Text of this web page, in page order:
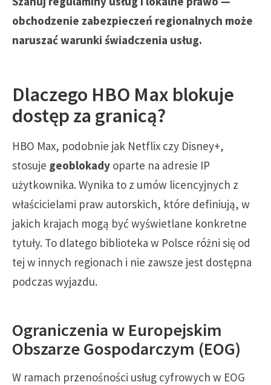
obchodzenie zabezpieczeń regionalnych może
naruszać warunki świadczenia usług.
Dlaczego HBO Max blokuje
dostęp za granicą?
HBO Max, podobnie jak Netflix czy Disney+,
stosuje geoblokady oparte na adresie IP
użytkownika. Wynika to z umów licencyjnych z
właścicielami praw autorskich, które definiują, w
jakich krajach mogą być wyświetlane konkretne
tytuły. To dlatego biblioteka w Polsce różni się od
tej w innych regionach i nie zawsze jest dostępna
podczas wyjazdu.
Ograniczenia w Europejskim
Obszarze Gospodarczym (EOG)
W ramach przenośności usług cyfrowych w EOG